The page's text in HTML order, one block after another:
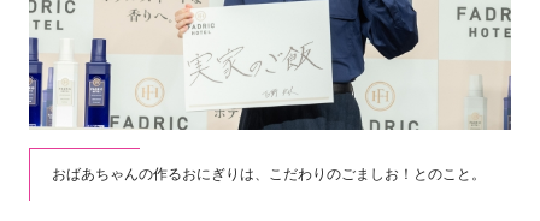
おばあちゃんの作るおにぎりは、こだわりのごましお！とのこと。